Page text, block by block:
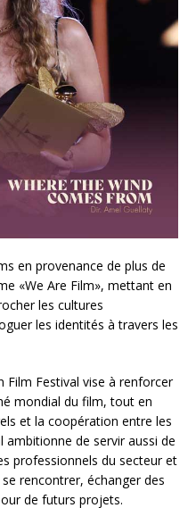
en provenance de plus de
«We Are Film», mettant en
les cultures
les identités à travers les
Film Festival vise à renforcer
mondial du film, tout en
et la coopération entre les
ambitionne de servir aussi de
professionnels du secteur et
rencontrer, échanger des
de futurs projets.